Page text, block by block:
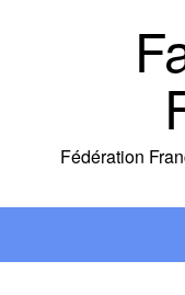
Fédération